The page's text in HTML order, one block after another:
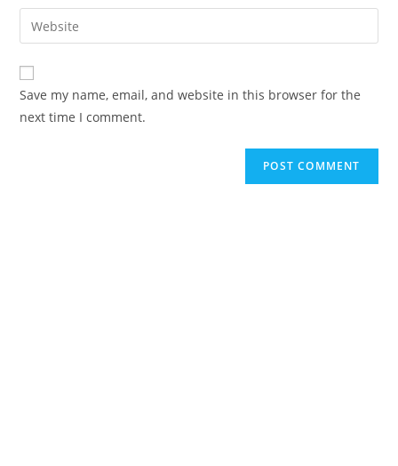
comment
email
address
comment
Enter
your
website
URL
(optional)
Save my name, email, and website in this browser for the
next time I comment.